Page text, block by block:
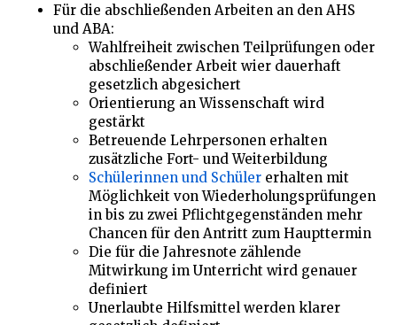
Für die abschließenden Arbeiten an den AHS
und ABA:
Wahlfreiheit zwischen Teilprüfungen oder
abschließender Arbeit wier dauerhaft
gesetzlich abgesichert
Orientierung an Wissenschaft wird
gestärkt
Betreuende Lehrpersonen erhalten
zusätzliche Fort- und Weiterbildung
Schülerinnen und Schüler erhalten mit
Möglichkeit von Wiederholungsprüfungen
in bis zu zwei Pflichtgegenständen mehr
Chancen für den Antritt zum Haupttermin
Die für die Jahresnote zählende
Mitwirkung im Unterricht wird genauer
definiert
Unerlaubte Hilfsmittel werden klarer